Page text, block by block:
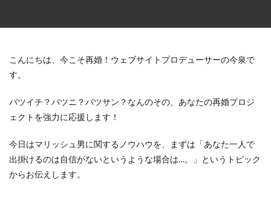
こんにちは、今こそ再婚！ウェブサイトプロデューサーの今泉で
す。
バツイチ？バツニ？バツサン？なんのその、あなたの再婚プロジ
ェクトを強力に応援します！
今日はマリッシュ男に関するノウハウを、まずは「あなた一人で
出掛けるのは自信がないというような場合は…。」というトピック
からお伝えします。